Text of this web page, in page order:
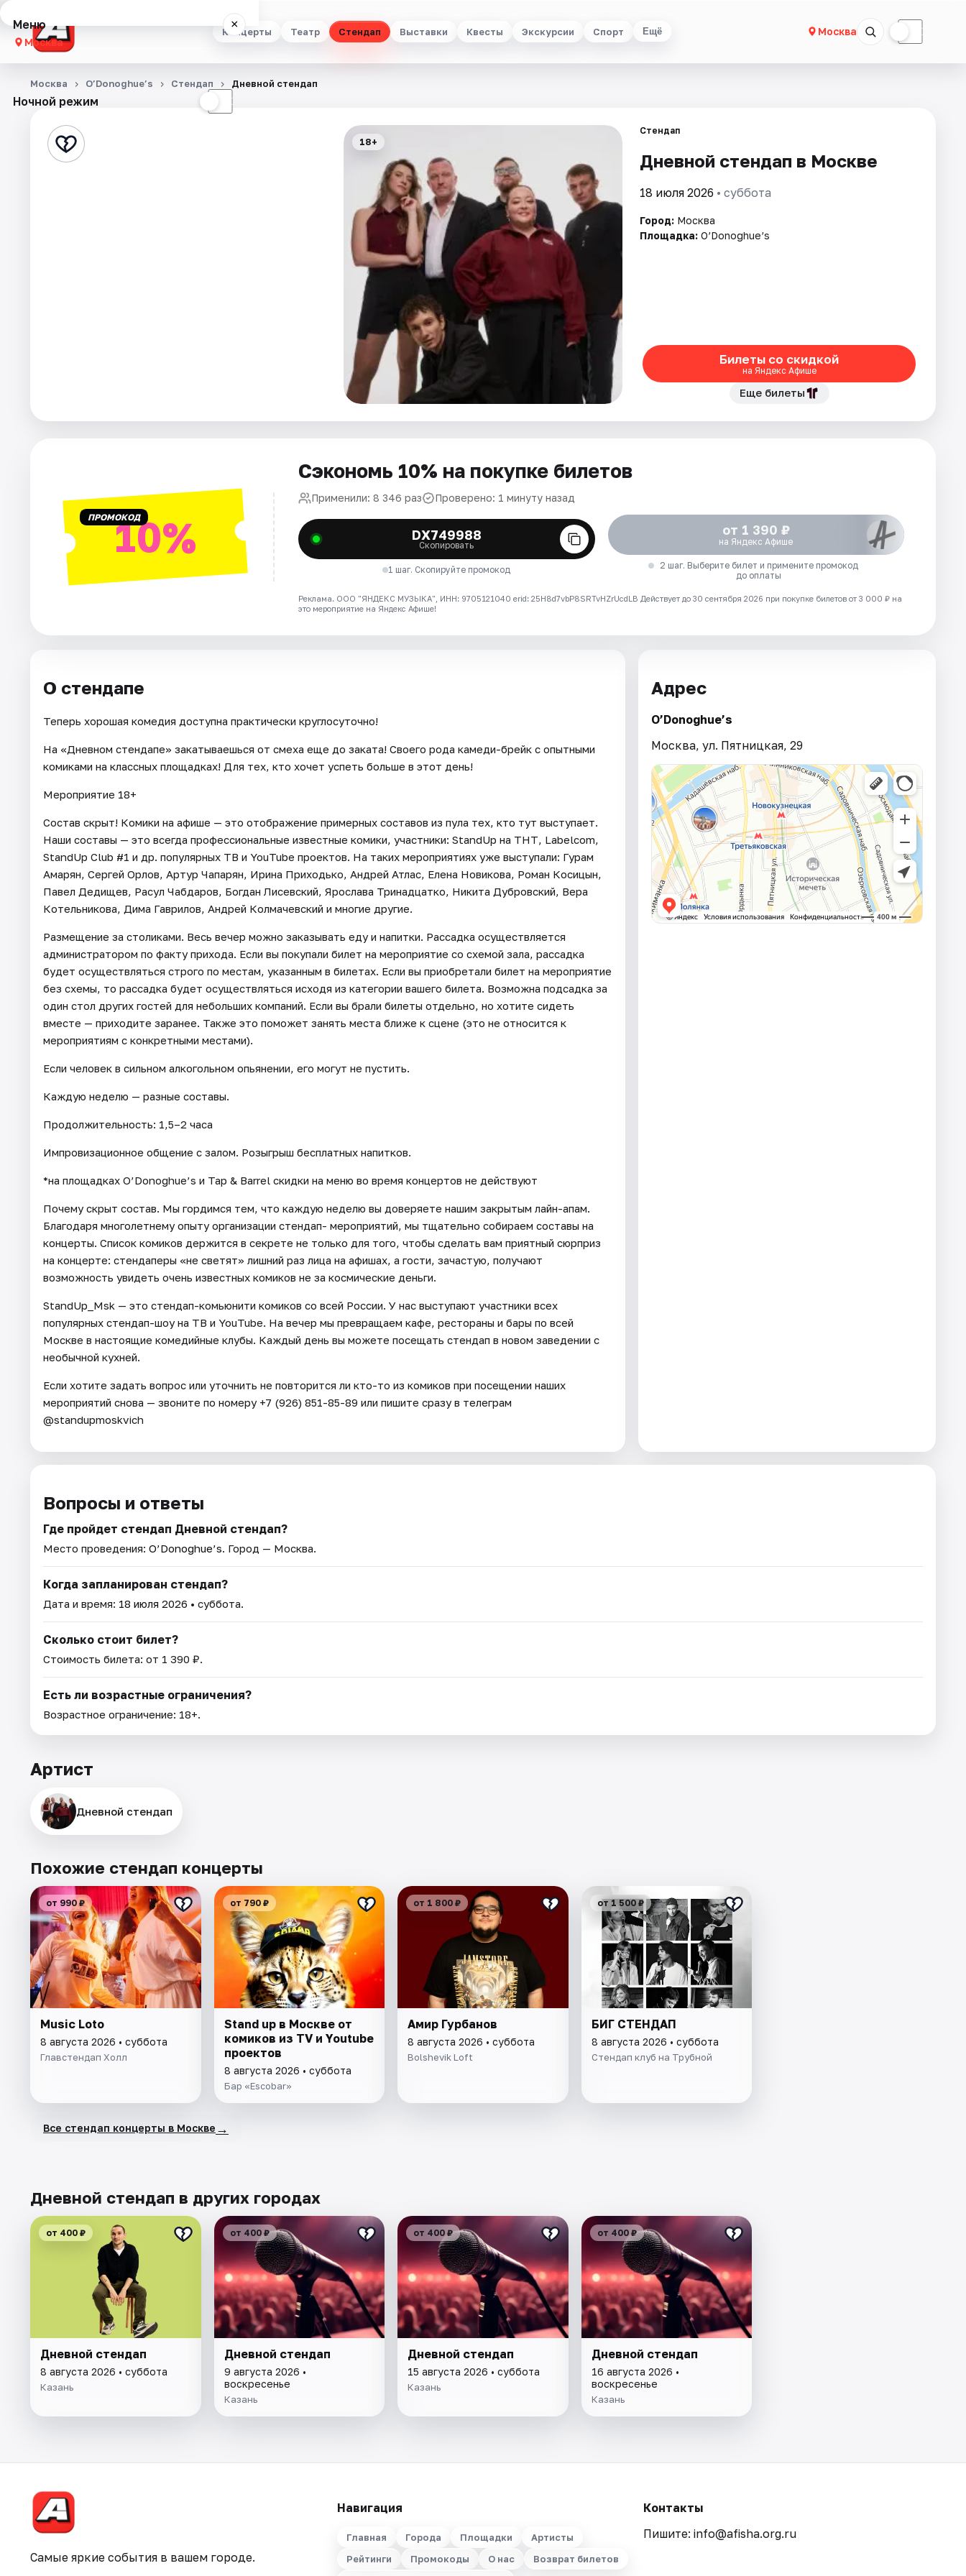
Концерты Театр Стендап Выставки Квесты Экскурсии Спорт Ещё Москва ☾
Меню ×
Москва
Концерты
Стендап
Ночной режим ☾
Москва O’Donoghue’s Стендап Дневной стендап
18+
Стендап
Дневной стендап в Москве
18 июля 2026 • суббота
Город: Москва
Площадка: O’Donoghue’s
Билеты со скидкой
на Яндекс Афише
Еще билеты
ПРОМОКОД10%
Сэкономь 10% на покупке билетов
Применили: 8 346 раз Проверено: 1 минуту назад
DX749988
Скопировать
1 шаг. Скопируйте промокод
от 1 390 ₽
на Яндекс Афише
2 шаг. Выберите билет и примените промокод
до оплаты
Реклама. ООО "ЯНДЕКС МУЗЫКА", ИНН: 9705121040 erid: 25H8d7vbP8SRTvHZrUcdLB Действует до 30 сентября 2026 при покупке билетов от 3 000 ₽ на
это мероприятие на Яндекс Афише!
О стендапе
Теперь хорошая комедия доступна практически круглосуточно!
На «Дневном стендапе» закатываешься от смеха еще до заката! Своего рода камеди-брейк с опытными
комиками на классных площадках! Для тех, кто хочет успеть больше в этот день!
Мероприятие 18+
Состав скрыт! Комики на афише — это отображение примерных составов из пула тех, кто тут выступает.
Наши составы — это всегда профессиональные известные комики, участники: StandUp на ТНТ, Labelcom,
StandUp Club #1 и др. популярных ТВ и YouTube проектов. На таких мероприятиях уже выступали: Гурам
Амарян, Сергей Орлов, Артур Чапарян, Ирина Приходько, Андрей Атлас, Елена Новикова, Роман Косицын,
Павел Дедищев, Расул Чабдаров, Богдан Лисевский, Ярослава Тринадцатко, Никита Дубровский, Вера
Котельникова, Дима Гаврилов, Андрей Колмачевский и многие другие.
Размещение за столиками. Весь вечер можно заказывать еду и напитки. Рассадка осуществляется
администратором по факту прихода. Если вы покупали билет на мероприятие со схемой зала, рассадка
будет осуществляться строго по местам, указанным в билетах. Если вы приобретали билет на мероприятие
без схемы, то рассадка будет осуществляться исходя из категории вашего билета. Возможна подсадка за
один стол других гостей для небольших компаний. Если вы брали билеты отдельно, но хотите сидеть
вместе — приходите заранее. Также это поможет занять места ближе к сцене (это не относится к
мероприятиям с конкретными местами).
Если человек в сильном алкогольном опьянении, его могут не пустить.
Каждую неделю — разные составы.
Продолжительность: 1,5–2 часа
Импровизационное общение с залом. Розыгрыш бесплатных напитков.
*на площадках O’Donoghue’s и Tap & Barrel скидки на меню во время концертов не действуют
Почему скрыт состав. Мы гордимся тем, что каждую неделю вы доверяете нашим закрытым лайн-апам.
Благодаря многолетнему опыту организации стендап- мероприятий, мы тщательно собираем составы на
концерты. Список комиков держится в секрете не только для того, чтобы сделать вам приятный сюрприз
на концерте: стендаперы «не светят» лишний раз лица на афишах, а гости, зачастую, получают
возможность увидеть очень известных комиков не за космические деньги.
StandUp_Msk — это стендап-комьюнити комиков со всей России. У нас выступают участники всех
популярных стендап-шоу на ТВ и YouTube. На вечер мы превращаем кафе, рестораны и бары по всей
Москве в настоящие комедийные клубы. Каждый день вы можете посещать стендап в новом заведении с
необычной кухней.
Если хотите задать вопрос или уточнить не повторится ли кто-то из комиков при посещении наших
мероприятий снова — звоните по номеру +7 (926) 851-85-89 или пишите сразу в телеграм
@standupmoskvich
Адрес
O’Donoghue’s
Москва, ул. Пятницкая, 29
Вопросы и ответы
Где пройдет стендап Дневной стендап?
Место проведения: O’Donoghue’s. Город — Москва.
Когда запланирован стендап?
Дата и время: 18 июля 2026 • суббота.
Сколько стоит билет?
Стоимость билета: от 1 390 ₽.
Есть ли возрастные ограничения?
Возрастное ограничение: 18+.
Артист
Дневной стендап
Похожие стендап концерты
от 990 ₽
Music Loto
8 августа 2026 • суббота
Главстендап Холл
от 790 ₽
Stand up в Москве от
комиков из TV и Youtube
проектов
8 августа 2026 • суббота
Бар «Escobar»
от 1 800 ₽
Амир Гурбанов
8 августа 2026 • суббота
Bolshevik Loft
от 1 500 ₽
БИГ СТЕНДАП
8 августа 2026 • суббота
Стендап клуб на Трубной
Все стендап концерты в Москве →
Дневной стендап в других городах
от 400 ₽
Дневной стендап
8 августа 2026 • суббота
Казань
от 400 ₽
Дневной стендап
9 августа 2026 •
воскресенье
Казань
от 400 ₽
Дневной стендап
15 августа 2026 • суббота
Казань
от 400 ₽
Дневной стендап
16 августа 2026 •
воскресенье
Казань
Самые яркие события в вашем городе.
Навигация
Главная Города Площадки
Артисты
Рейтинги
Промокоды О нас
Возврат билетов
Контакты
Пишите: info@afisha.org.ru